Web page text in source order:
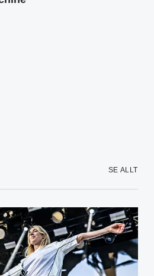
SE ALLT